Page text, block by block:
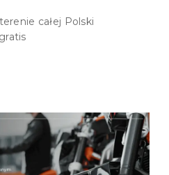
całej Polski